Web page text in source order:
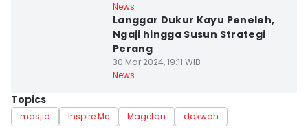
News
Langgar Dukur Kayu Peneleh,
Ngaji hingga Susun Strategi
Perang
30 Mar 2024, 19:11 WIB
News
Topics
masjid Inspire Me Magetan dakwah